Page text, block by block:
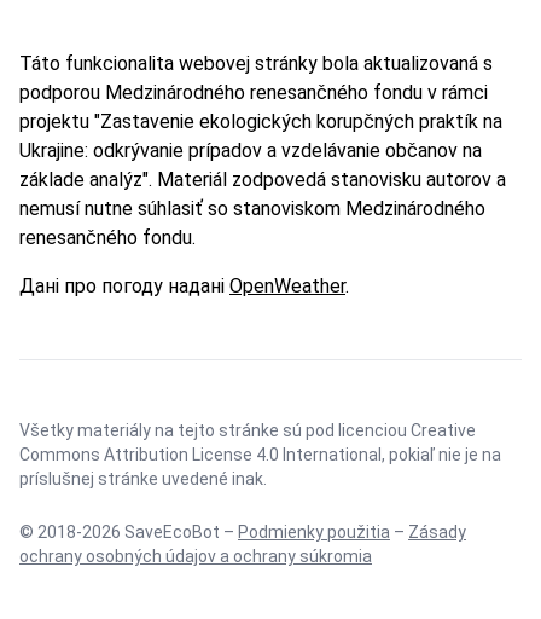
Táto funkcionalita webovej stránky bola aktualizovaná s
podporou Medzinárodného renesančného fondu v rámci
projektu "Zastavenie ekologických korupčných praktík na
Ukrajine: odkrývanie prípadov a vzdelávanie občanov na
základe analýz". Materiál zodpovedá stanovisku autorov a
nemusí nutne súhlasiť so stanoviskom Medzinárodného
renesančného fondu.
Дані про погоду надані OpenWeather.
Všetky materiály na tejto stránke sú pod licenciou Creative
Commons Attribution License 4.0 International , pokiaľ nie je na
príslušnej stránke uvedené inak.
© 2018-2026 SaveEcoBot – Podmienky použitia – Zásady
ochrany osobných údajov a ochrany súkromia